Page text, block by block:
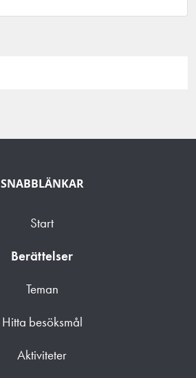
SNABBLÄNKAR
Start
Berättelser
Teman
Hitta besöksmål
Aktiviteter